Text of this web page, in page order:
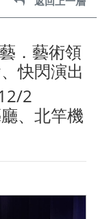
．藝術領
快閃演出
2
、北竿機